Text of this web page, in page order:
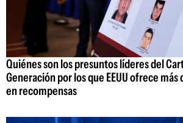
Quiénes son los presuntos líderes del
Generación por los que EEUU ofrece
en recompensas